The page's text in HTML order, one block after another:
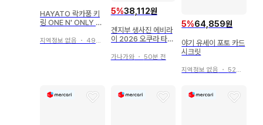
HAYATO 락카풍 키
링 ONE N' ONLY EB
지역정보 없음 ・ 49분 전
5%38,112원
겐지부 생사진 에비라
이 2026 오쿠라 타카
가나가와・ 50분 전
5%64,859원
야기 유세이 포토 카드
시크릿
지역정보 없음 ・52분 전